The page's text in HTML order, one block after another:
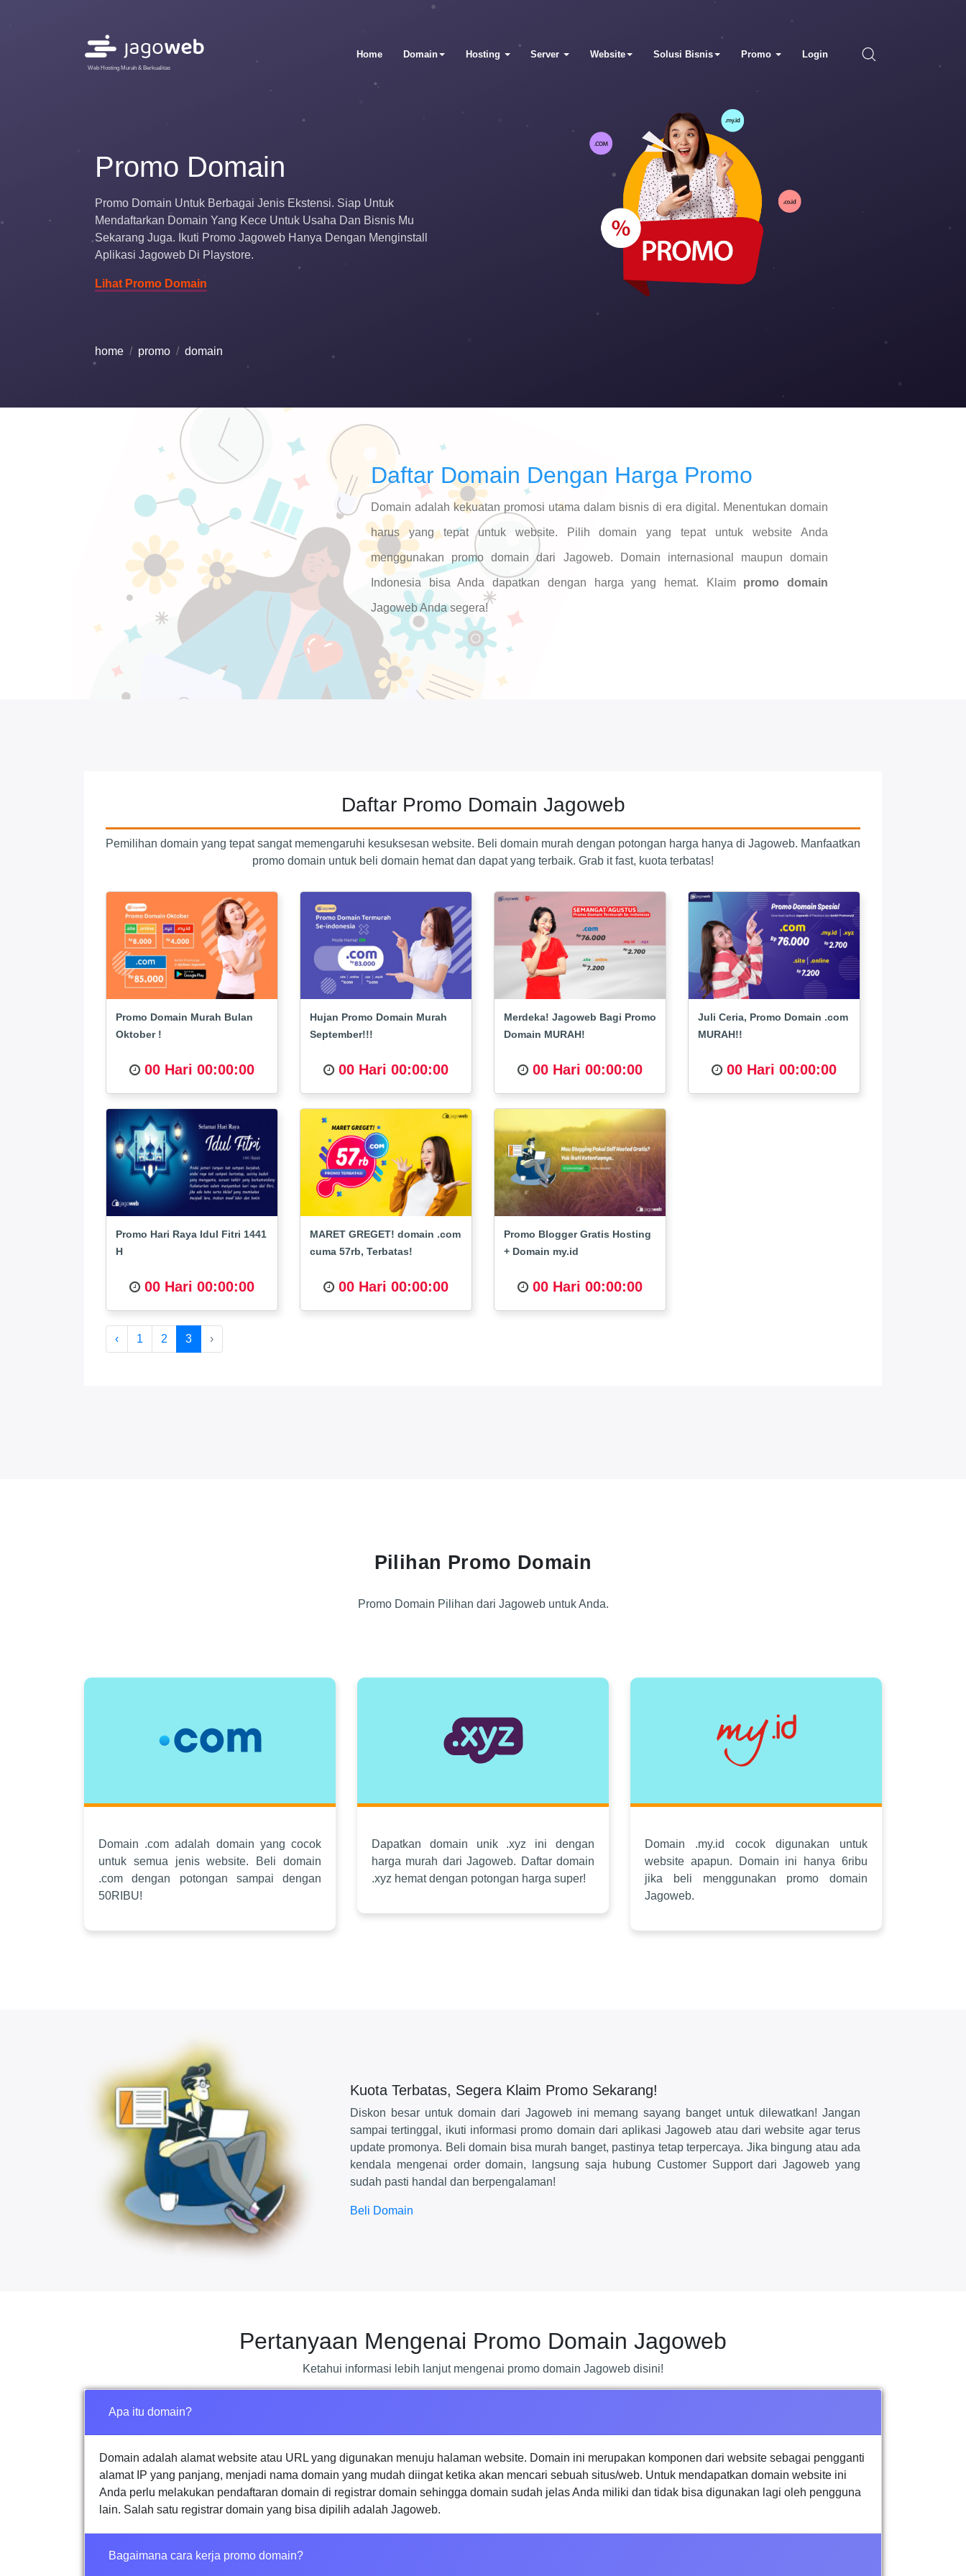
Web Hosting Murah & Berkualitas
Home Domain Hosting Server Website Solusi Bisnis Promo Login
Promo Domain
Promo Domain Untuk Berbagai Jenis Ekstensi. Siap Untuk
Mendaftarkan Domain Yang Kece Untuk Usaha Dan Bisnis Mu
Sekarang Juga. Ikuti Promo Jagoweb Hanya Dengan Menginstall
Aplikasi Jagoweb Di Playstore.
Lihat Promo Domain
home promo domain
Daftar Domain Dengan Harga Promo
Domain adalah kekuatan promosi utama dalam bisnis di era digital. Menentukan domain
harus yang tepat untuk website. Pilih domain yang tepat untuk website Anda
menggunakan promo domain dari Jagoweb. Domain internasional maupun domain
Indonesia bisa Anda dapatkan dengan harga yang hemat. Klaim promo domain
Jagoweb Anda segera!
Daftar Promo Domain Jagoweb
Pemilihan domain yang tepat sangat memengaruhi kesuksesan website. Beli domain murah dengan potongan harga hanya di Jagoweb. Manfaatkan
promo domain untuk beli domain hemat dan dapat yang terbaik. Grab it fast, kuota terbatas!
Promo Domain Murah Bulan
Oktober !
00 Hari 00:00:00
Hujan Promo Domain Murah
September!!!
00 Hari 00:00:00
Merdeka! Jagoweb Bagi Promo
Domain MURAH!
00 Hari 00:00:00
Juli Ceria, Promo Domain .com
MURAH!!
00 Hari 00:00:00
Promo Hari Raya Idul Fitri 1441
H
00 Hari 00:00:00
MARET GREGET! domain .com
cuma 57rb, Terbatas!
00 Hari 00:00:00
Promo Blogger Gratis Hosting
+ Domain my.id
00 Hari 00:00:00
‹ 1 2 3 ›
Pilihan Promo Domain
Promo Domain Pilihan dari Jagoweb untuk Anda.
Domain .com adalah domain yang cocok
untuk semua jenis website. Beli domain
.com dengan potongan sampai dengan
50RIBU!
Dapatkan domain unik .xyz ini dengan
harga murah dari Jagoweb. Daftar domain
.xyz hemat dengan potongan harga super!
Domain .my.id cocok digunakan untuk
website apapun. Domain ini hanya 6ribu
jika beli menggunakan promo domain
Jagoweb.
Kuota Terbatas, Segera Klaim Promo Sekarang!
Diskon besar untuk domain dari Jagoweb ini memang sayang banget untuk dilewatkan! Jangan
sampai tertinggal, ikuti informasi promo domain dari aplikasi Jagoweb atau dari website agar terus
update promonya. Beli domain bisa murah banget, pastinya tetap terpercaya. Jika bingung atau ada
kendala mengenai order domain, langsung saja hubung Customer Support dari Jagoweb yang
sudah pasti handal dan berpengalaman!
Beli Domain
Pertanyaan Mengenai Promo Domain Jagoweb
Ketahui informasi lebih lanjut mengenai promo domain Jagoweb disini!
Apa itu domain?
Domain adalah alamat website atau URL yang digunakan menuju halaman website. Domain ini merupakan komponen dari website sebagai pengganti
alamat IP yang panjang, menjadi nama domain yang mudah diingat ketika akan mencari sebuah situs/web. Untuk mendapatkan domain website ini
Anda perlu melakukan pendaftaran domain di registrar domain sehingga domain sudah jelas Anda miliki dan tidak bisa digunakan lagi oleh pengguna
lain. Salah satu registrar domain yang bisa dipilih adalah Jagoweb.
Bagaimana cara kerja promo domain?